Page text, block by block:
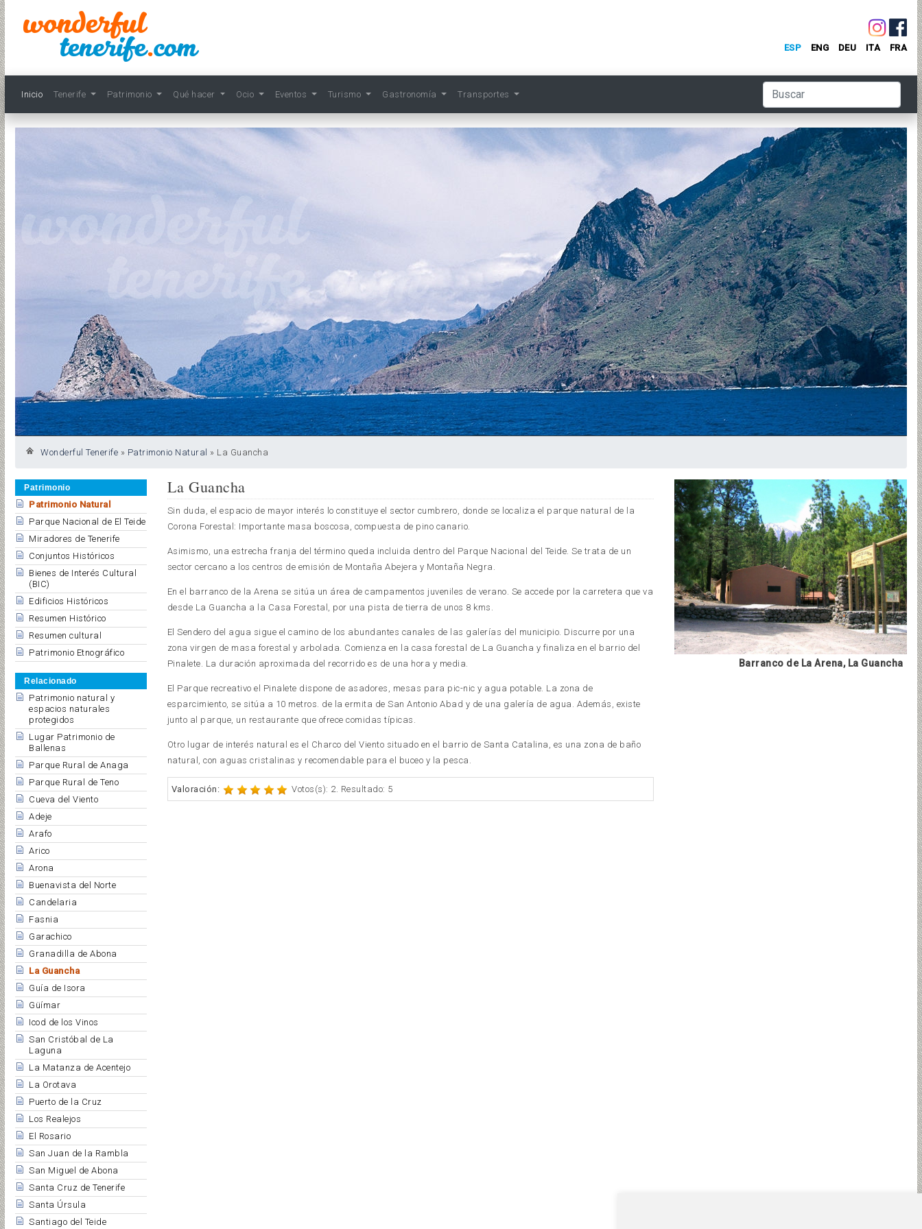
Inicio Tenerife Patrimonio Qué hacer Ocio Eventos Turismo Gastronomía Transportes
ESP ENG DEU ITA FRA
Wonderful Tenerife » Patrimonio Natural » La Guancha
Patrimonio
Patrimonio Natural
Parque Nacional de El Teide
Miradores de Tenerife
Conjuntos Históricos
Bienes de Interés Cultural
(BIC)
Edificios Históricos
Resumen Histórico
Resumen cultural
Patrimonio Etnográfico
Relacionado
Patrimonio natural y
espacios naturales
protegidos
Lugar Patrimonio de
Ballenas
Parque Rural de Anaga
Parque Rural de Teno
Cueva del Viento
Adeje
Arafo
Arico
Arona
Buenavista del Norte
Candelaria
Fasnia
Garachico
Granadilla de Abona
La Guancha
Guía de Isora
Güímar
Icod de los Vinos
San Cristóbal de La
Laguna
La Matanza de Acentejo
La Orotava
Puerto de la Cruz
Los Realejos
El Rosario
San Juan de la Rambla
San Miguel de Abona
Santa Cruz de Tenerife
Santa Úrsula
Santiago del Teide
La Guancha
Sin duda, el espacio de mayor interés lo constituye el sector cumbrero, donde se localiza el parque natural de la
Corona Forestal: Importante masa boscosa, compuesta de pino canario.
Asimismo, una estrecha franja del término queda incluida dentro del Parque Nacional del Teide. Se trata de un
sector cercano a los centros de emisión de Montaña Abejera y Montaña Negra.
En el barranco de la Arena se sitúa un área de campamentos juveniles de verano. Se accede por la carretera que va
desde La Guancha a la Casa Forestal, por una pista de tierra de unos 8 kms.
El Sendero del agua sigue el camino de los abundantes canales de las galerías del municipio. Discurre por una
zona virgen de masa forestal y arbolada. Comienza en la casa forestal de La Guancha y finaliza en el barrio del
Pinalete. La duración aproximada del recorrido es de una hora y media.
El Parque recreativo el Pinalete dispone de asadores, mesas para pic-nic y agua potable. La zona de
esparcimiento, se sitúa a 10 metros. de la ermita de San Antonio Abad y de una galería de agua. Además, existe
junto al parque, un restaurante que ofrece comidas típicas.
Otro lugar de interés natural es el Charco del Viento situado en el barrio de Santa Catalina, es una zona de baño
natural, con aguas cristalinas y recomendable para el buceo y la pesca.
Valoración: Votos(s): 2. Resultado: 5
Barranco de La Arena, La Guancha